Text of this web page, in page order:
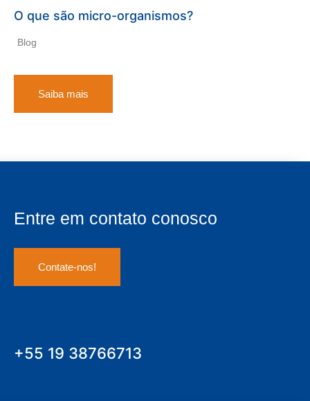
O que são micro-organismos?
Blog
Saiba mais
Entre em contato conosco
Contate-nos!
+55 19 38766713